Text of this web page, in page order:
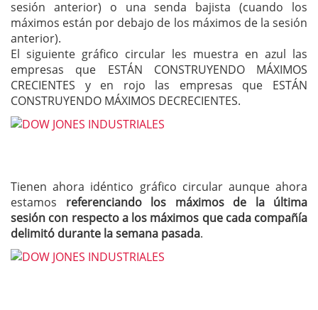
sesión anterior) o una senda bajista (cuando los
máximos están por debajo de los máximos de la sesión
anterior).
El siguiente gráfico circular les muestra en azul las
empresas que ESTÁN CONSTRUYENDO MÁXIMOS
CRECIENTES y en rojo las empresas que ESTÁN
CONSTRUYENDO MÁXIMOS DECRECIENTES.
Tienen ahora idéntico gráfico circular aunque ahora
estamos referenciando los máximos de la última
sesión con respecto a los máximos que cada compañía
delimitó durante la semana pasada.